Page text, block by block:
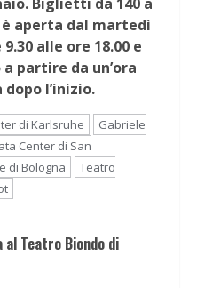
aperta dal martedì
alle ore 18.00 e
partire da un’ora
l’inizio.
di Karlsruhe
Gabriele
Center di San
di Bologna
Teatro
al Teatro Biondo di